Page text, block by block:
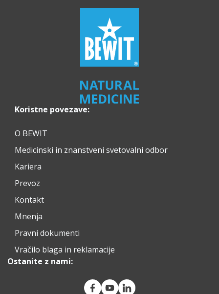
Koristne povezave:
O BEWIT
Medicinski in znanstveni svetovalni odbor
Kariera
Prevoz
Kontakt
Mnenja
Pravni dokumenti
Vračilo blaga in reklamacije
Ostanite z nami: